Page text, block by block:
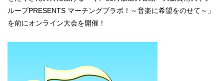
ループPRESENTS マーチングブラボ！～音楽に希望をのせて～」
を前にオンライン大会を開催！